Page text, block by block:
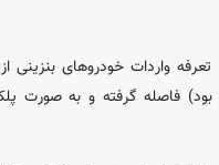
واردات خودروهای بنزینی
تعیین شده بود) فاصله گرفته و به